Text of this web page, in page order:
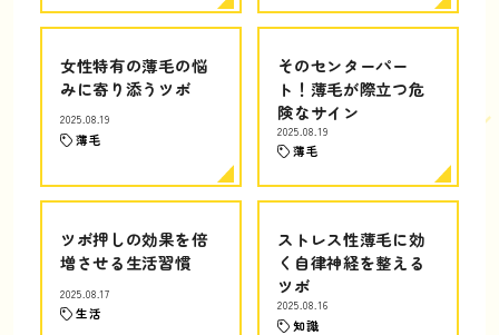
女性特有の薄毛の悩
みに寄り添うツボ
2025.08.19
薄毛
そのセンターパー
ト！薄毛が際立つ危
険なサイン
2025.08.19
薄毛
ツボ押しの効果を倍
増させる生活習慣
2025.08.17
生活
ストレス性薄毛に効
く自律神経を整える
ツボ
2025.08.16
知識